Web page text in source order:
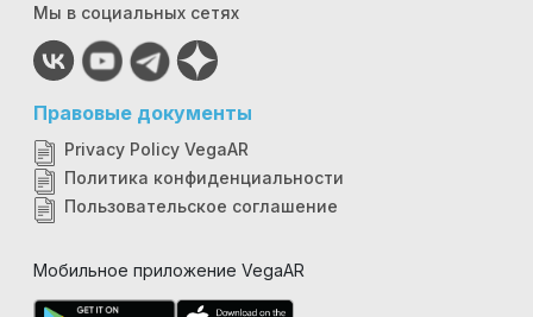
Мы в социальных сетях
Правовые документы
Privacy Policy VegaAR
Политика конфиденциальности
Пользовательское соглашение
Мобильное приложение VegaAR